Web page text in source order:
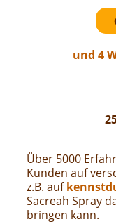
und 4
Über 5000
Kunden auf
z.B. auf
Sacreah Spray
bringen kann.